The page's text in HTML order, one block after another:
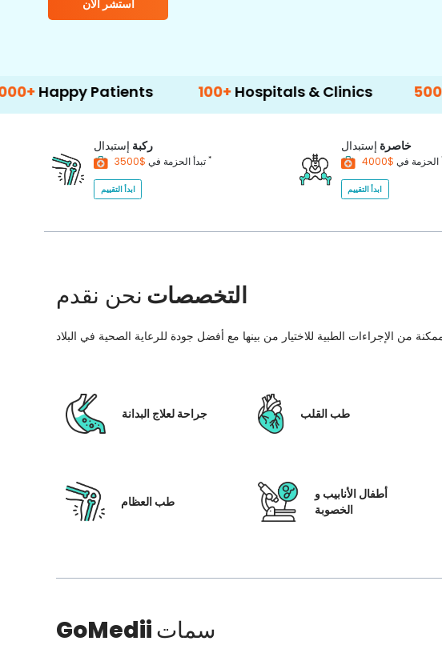
استشر الآن
Patients 100+Hospitals & Clinics 500+Doctors
ركبة إستبدال
تبدأ الحزمة في *
ابدأ التقييم
خاصرة إستبدال
الحزمة في
ابدأ التقييم
التخصصات نحن نقدم
جراحة لعلاج البدانة طب القلب
طب العظام
أطفال الأنابيب و
الخصوبة
GoMediiسمات